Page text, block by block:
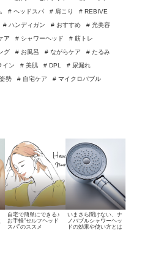
# ヘッドスパ # 肩こり
# REBIVE
# ハンディガン # おすすめ
# 光美容
ア # シャワーヘッド
# 筋トレ
グ # お風呂 # ながらケア
# たるみ
イン # 美肌 # DPL
# 尿漏れ
勢 # 自宅ケア
# マイクロバブル
自宅で簡単にできる♪
お手軽“セルフヘッド
スパ”のススメ
いまさら聞けない、ナ
ノバブルシャワーヘッ
ドの効果や使い方とは